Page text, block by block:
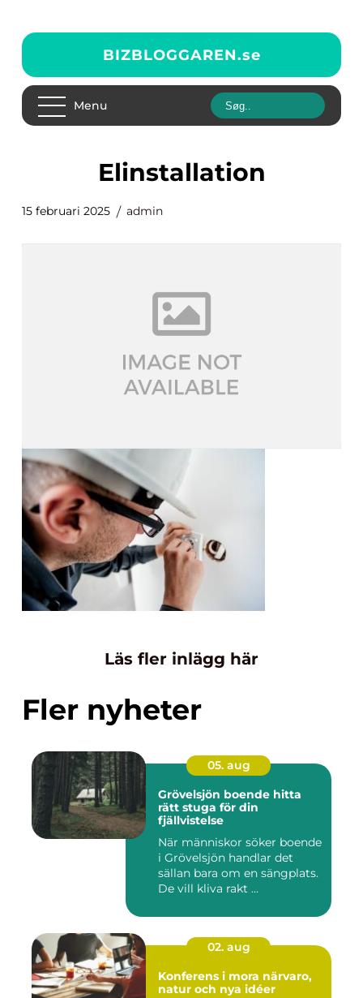
BIZBLOGGAREN.se
Menu
elinstallation
15 februari 2025 admin
Läs fler inlägg här
Fler nyheter
05. aug
Grövelsjön boende hitta
rätt stuga för din
fjällvistelse
När människor söker boende
i Grövelsjön handlar det
sällan bara om en sängplats.
De vill kliva rakt ...
02. aug
Konferens i mora närvaro,
natur och nya idéer